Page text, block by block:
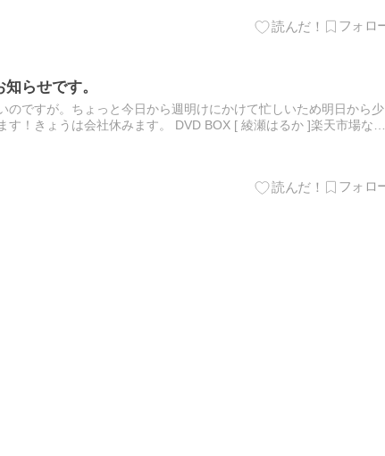
らせです。
のですが。ちょっと今日から週明けにかけて忙しいため明日から少
！きょうは会社休みます。 DVD BOX [ 綾瀬はるか ]楽天市場なん